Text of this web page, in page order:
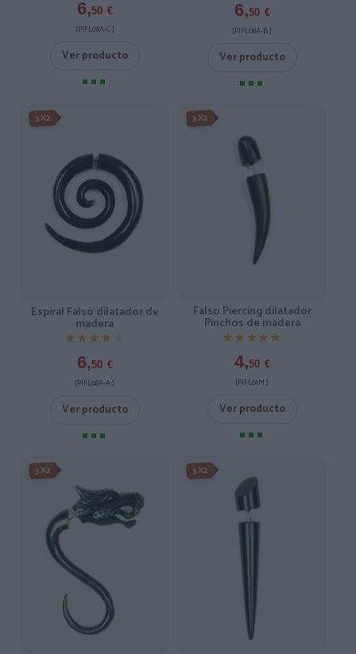
6,50 €
[PIFL08A-C ]
Ver producto
6,50 €
[PIFL08A-B ]
Ver producto
3X2
Espiral Falso dilatador de
madera
★★★★★
★★★★★
6,50 €
[PIFL08A-A ]
Ver producto
3X2
Falso Piercing dilatador
Pinchos de madera
★★★★★
★★★★★
4,50 €
[PIFL01M ]
Ver producto
3X2 3X2